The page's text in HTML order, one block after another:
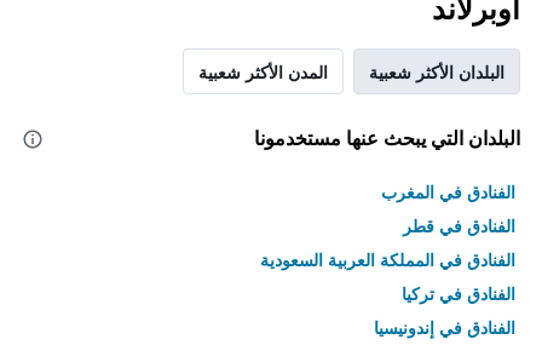
أوبرلاند
البلدان الأكثر شعبية المدن الأكثر شعبية
البلدان التي يبحث عنها مستخدمونا
الفنادق في المغرب
الفنادق في قطر
الفنادق في المملكة العربية السعودية
الفنادق في تركيا
الفنادق في إندونيسيا